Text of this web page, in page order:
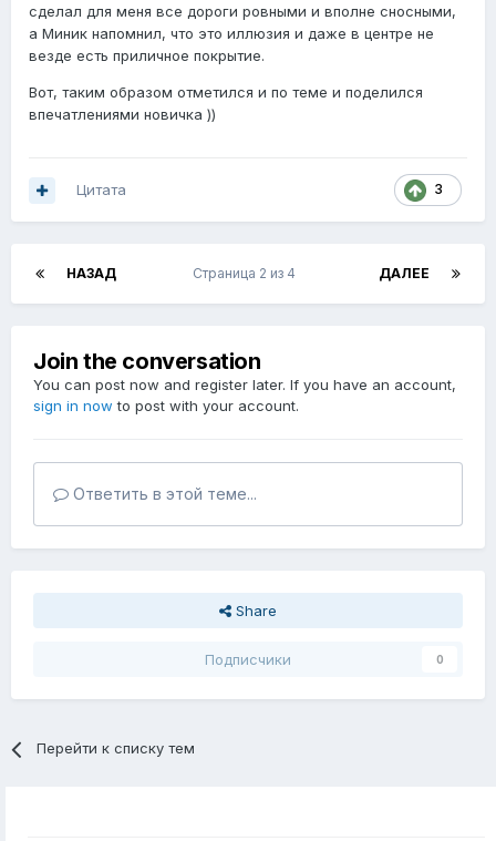
сделал для меня все дороги ровными и вполне сносными,
а Миник напомнил, что это иллюзия и даже в центре не
везде есть приличное покрытие.
Вот, таким образом отметился и по теме и поделился
впечатлениями новичка ))
3
Цитата
НАЗАД ДАЛЕЕ
Страница 2 из 4
Join the conversation
You can post now and register later. If you have an account,
sign in now to post with your account.
Ответить в этой теме...
Share
Подписчики 0
Перейти к списку тем